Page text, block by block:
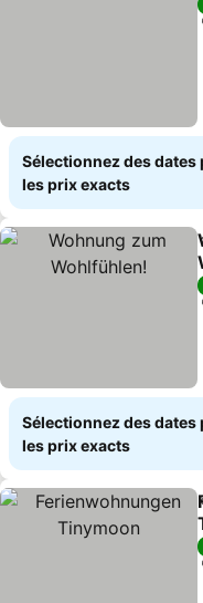
Sélectionnez des dates
les prix exacts
Sélectionnez des dates
les prix exacts